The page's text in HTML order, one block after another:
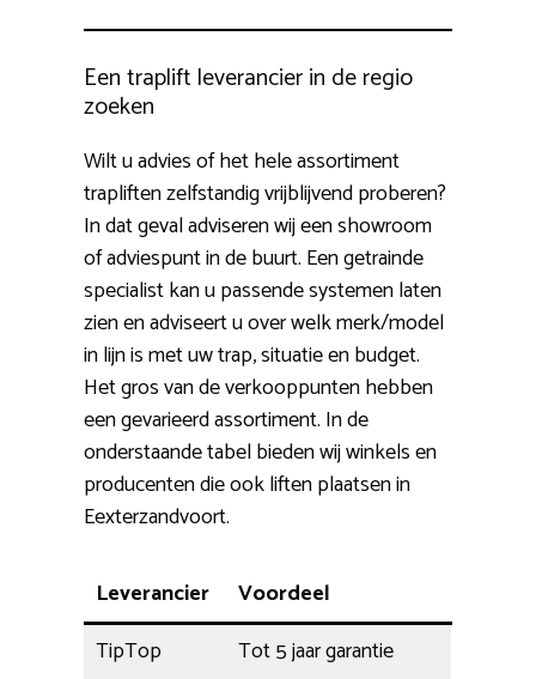
Een traplift leverancier in de regio
zoeken
Wilt u advies of het hele assortiment
trapliften zelfstandig vrijblijvend proberen?
In dat geval adviseren wij een showroom
of adviespunt in de buurt. Een getrainde
specialist kan u passende systemen laten
zien en adviseert u over welk merk/model
in lijn is met uw trap, situatie en budget.
Het gros van de verkooppunten hebben
een gevarieerd assortiment. In de
onderstaande tabel bieden wij winkels en
producenten die ook liften plaatsen in
Eexterzandvoort.
Leverancier
Voordeel
TipTop
Tot 5 jaar garantie